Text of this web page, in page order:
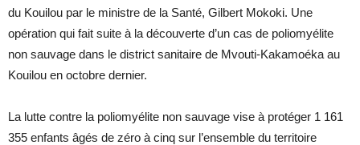
du Kouilou par le ministre de la Santé, Gilbert Mokoki. Une
opération qui fait suite à la découverte d’un cas de poliomyélite
non sauvage dans le district sanitaire de Mvouti-Kakamoéka au
Kouilou en octobre dernier.
La lutte contre la poliomyélite non sauvage vise à protéger 1 161
355 enfants âgés de zéro à cinq sur l’ensemble du territoire